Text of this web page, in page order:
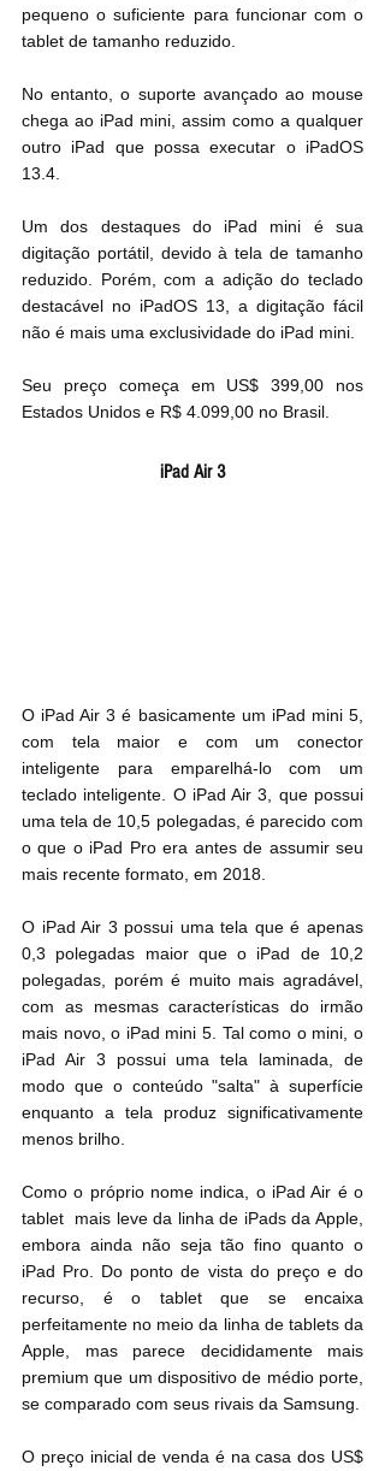
pequeno o suficiente para funcionar com o
tablet de tamanho reduzido.
No entanto, o suporte avançado ao mouse
chega ao iPad mini, assim como a qualquer
outro iPad que possa executar o iPadOS
13.4.
Um dos destaques do iPad mini é sua
digitação portátil, devido à tela de tamanho
reduzido. Porém, com a adição do teclado
destacável no iPadOS 13, a digitação fácil
não é mais uma exclusividade do iPad mini.
Seu preço começa em US$ 399,00 nos
Estados Unidos e R$ 4.099,00 no Brasil.
iPad Air 3
O iPad Air 3 é basicamente um iPad mini 5,
com tela maior e com um conector
inteligente para emparelhá-lo com um
teclado inteligente. O iPad Air 3, que possui
uma tela de 10,5 polegadas, é parecido com
o que o iPad Pro era antes de assumir seu
mais recente formato, em 2018.
O iPad Air 3 possui uma tela que é apenas
0,3 polegadas maior que o iPad de 10,2
polegadas, porém é muito mais agradável,
com as mesmas características do irmão
mais novo, o iPad mini 5. Tal como o mini, o
iPad Air 3 possui uma tela laminada, de
modo que o conteúdo "salta" à superfície
enquanto a tela produz significativamente
menos brilho.
Como o próprio nome indica, o iPad Air é o
tablet  mais leve da linha de iPads da Apple,
embora ainda não seja tão fino quanto o
iPad Pro. Do ponto de vista do preço e do
recurso, é o tablet que se encaixa
perfeitamente no meio da linha de tablets da
Apple, mas parece decididamente mais
premium que um dispositivo de médio porte,
se comparado com seus rivais da Samsung.
O preço inicial de venda é na casa dos US$